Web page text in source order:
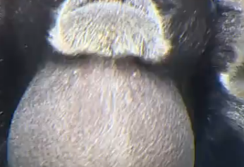
画コンテンツが一目瞭然。
・どこでも・外出先でも！
をご視聴いただけます！
向上のため、
部コンテンツを除き、
ジ※』へのログインが必要となります。
します。